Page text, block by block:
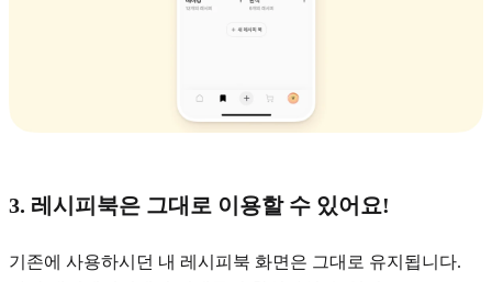
3. 레시피북은 그대로 이용할 수 있어요!
기존에 사용하시던 내 레시피북 화면은 그대로 유지됩니다.